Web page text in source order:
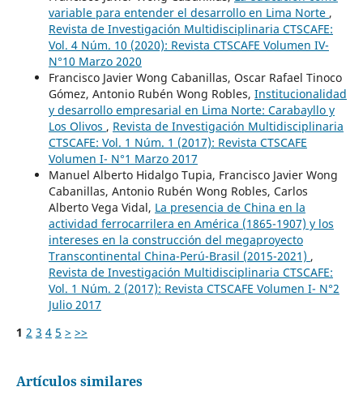
variable para entender el desarrollo en Lima Norte ,
Revista de Investigación Multidisciplinaria CTSCAFE:
Vol. 4 Núm. 10 (2020): Revista CTSCAFE Volumen IV-
N°10 Marzo 2020
Francisco Javier Wong Cabanillas, Oscar Rafael Tinoco
Gómez, Antonio Rubén Wong Robles, Institucionalidad
y desarrollo empresarial en Lima Norte: Carabayllo y
Los Olivos , Revista de Investigación Multidisciplinaria
CTSCAFE: Vol. 1 Núm. 1 (2017): Revista CTSCAFE
Volumen I- N°1 Marzo 2017
Manuel Alberto Hidalgo Tupia, Francisco Javier Wong
Cabanillas, Antonio Rubén Wong Robles, Carlos
Alberto Vega Vidal, La presencia de China en la
actividad ferrocarrilera en América (1865-1907) y los
intereses en la construcción del megaproyecto
Transcontinental China-Perú-Brasil (2015-2021) ,
Revista de Investigación Multidisciplinaria CTSCAFE:
Vol. 1 Núm. 2 (2017): Revista CTSCAFE Volumen I- N°2
Julio 2017
1 2 3 4 5 > >>
Artículos similares